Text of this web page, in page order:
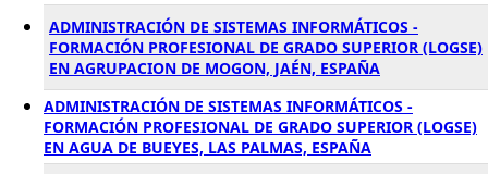
ADMINISTRACIÓN DE SISTEMAS INFORMÁTICOS -
FORMACIÓN PROFESIONAL DE GRADO SUPERIOR (LOGSE)
EN AGRUPACION DE MOGON, JAÉN, ESPAÑA
ADMINISTRACIÓN DE SISTEMAS INFORMÁTICOS -
FORMACIÓN PROFESIONAL DE GRADO SUPERIOR (LOGSE)
EN AGUA DE BUEYES, LAS PALMAS, ESPAÑA